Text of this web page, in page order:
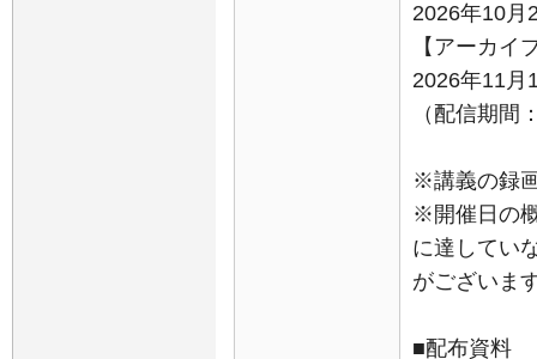
2026年10月
【アーカイ
2026年11月
（配信期間
※講義の録
※開催日の
に達してい
がございま
■配布資料